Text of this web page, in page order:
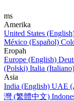
ms
Amerika
United States
México (Español)
Eropah
Europe (English)
(Polski) Italia (Italiano)
Asia
India (English)
灣 (繁體中文)